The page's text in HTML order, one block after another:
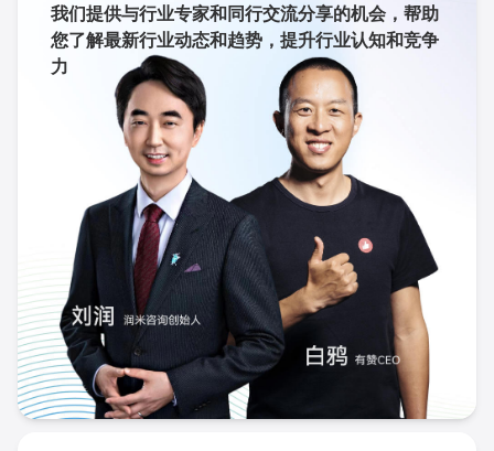
我们提供与行业专家和同行交流分享的机会，帮助
您了解最新行业动态和趋势，提升行业认知和竞争
力